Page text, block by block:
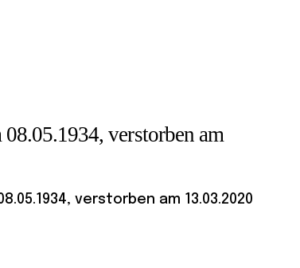
verstorben am
verstorben am 13.03.2020